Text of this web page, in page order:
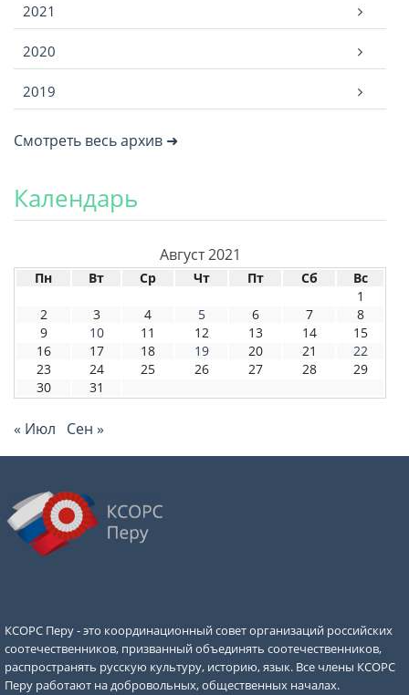
2021
2020
2019
Смотреть весь архив ➜
Календарь
Август 2021
Пн Вт Ср Чт Пт Сб
Вс
1
2
3 4 5 6 7
8
9
10 11 12 13 14
15
16
17 18 19 20 21
22
23
24 25 26 27 28
29
30
31
« Июл Сен »
КСОРС Перу - это координационный совет организаций российских
соотечественников, призванный объединять соотечественников,
распространять русскую культуру, историю, язык. Все члены КСОРС
Перу работают на добровольных, общественных началах.